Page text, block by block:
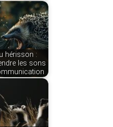
hérisson :
les sons